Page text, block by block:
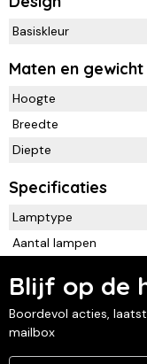
Basiskleur
Maten en gewicht
Hoogte
Breedte
Diepte
Specificaties
Lamptype
Aantal lampen
Blijf op de
Boordevol acties,
mailbox